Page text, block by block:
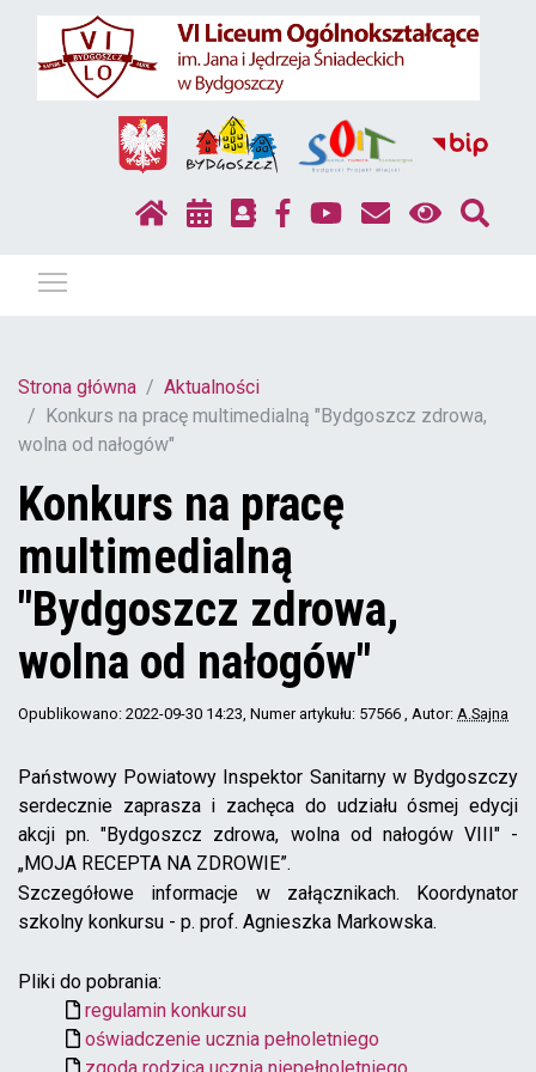
Strona główna
Aktualności
Konkurs na pracę multimedialną "Bydgoszcz zdrowa,
wolna od nałogów"
Konkurs na pracę
multimedialną
"Bydgoszcz zdrowa,
wolna od nałogów"
Opublikowano: 2022-09-30 14:23, Numer artykułu: 57566 , Autor: A.Sajna
Państwowy Powiatowy Inspektor Sanitarny w Bydgoszczy
serdecznie zaprasza i zachęca do udziału ósmej edycji
akcji pn. "Bydgoszcz zdrowa, wolna od nałogów VIII" -
„MOJA RECEPTA NA ZDROWIE”.
Szczegółowe informacje w załącznikach. Koordynator
szkolny konkursu - p. prof. Agnieszka Markowska.
Pliki do pobrania:
regulamin konkursu
oświadczenie ucznia pełnoletniego